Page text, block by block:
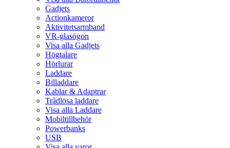
Gadjets
Actionkameror
Aktivitetsarmband
VR-glasögon
Visa alla Gadjets
Högtalare
Hörlurar
Laddare
Billaddare
Kablar & Adaptrar
Trådlösa laddare
Visa alla Laddare
Mobiltillbehör
Powerbanks
USB